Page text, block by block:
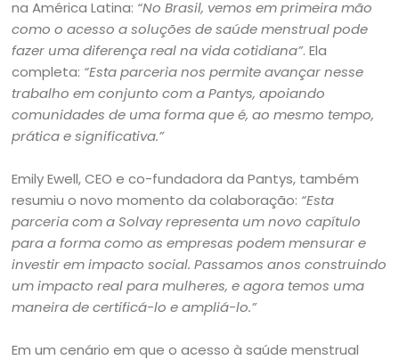
na América Latina: “No Brasil, vemos em primeira mão
como o acesso a soluções de saúde menstrual pode
fazer uma diferença real na vida cotidiana”. Ela
completa: “Esta parceria nos permite avançar nesse
trabalho em conjunto com a Pantys, apoiando
comunidades de uma forma que é, ao mesmo tempo,
prática e significativa.”
Emily Ewell, CEO e co-fundadora da Pantys, também
resumiu o novo momento da colaboração: “Esta
parceria com a Solvay representa um novo capítulo
para a forma como as empresas podem mensurar e
investir em impacto social. Passamos anos construindo
um impacto real para mulheres, e agora temos uma
maneira de certificá-lo e ampliá-lo.”
Em um cenário em que o acesso à saúde menstrual